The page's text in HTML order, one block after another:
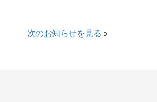
次のお知らせを見る »